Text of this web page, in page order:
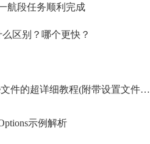
航段任务顺利完成
区别？哪个更快？
世界新动态：利用Pycharm将python文件打包为exe文件的超详细教程(附带设置文件图标)
示例解析